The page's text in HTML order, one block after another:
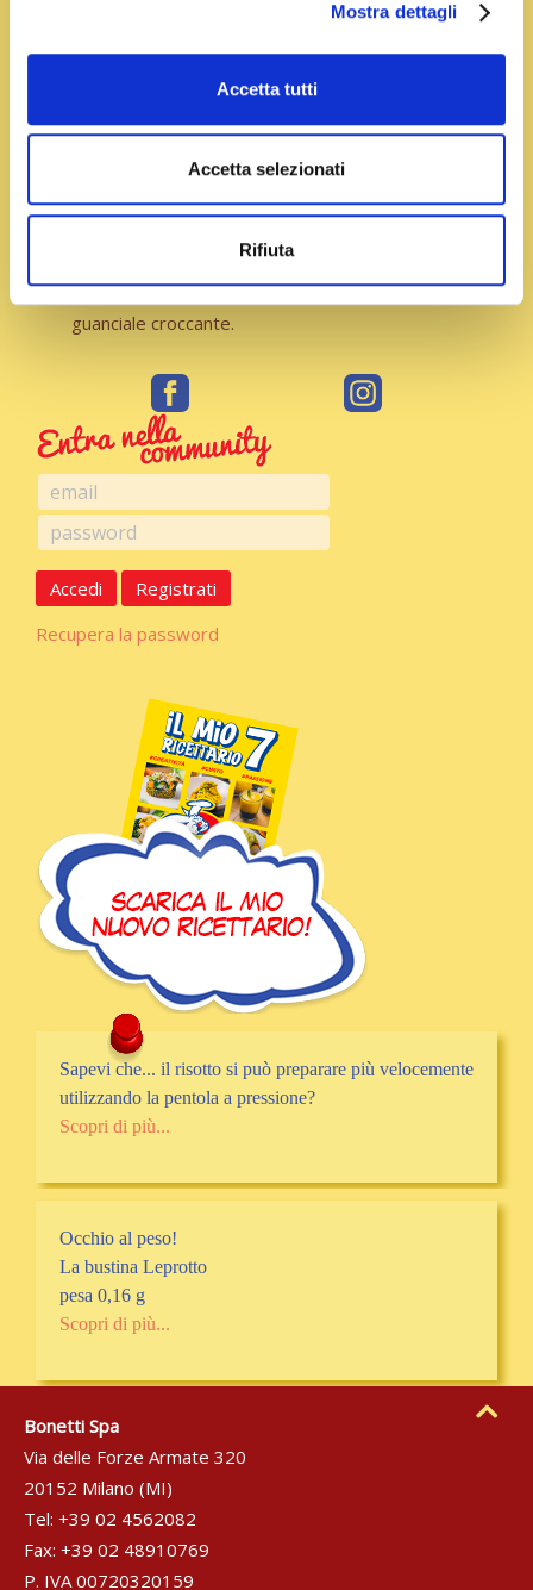
Mostra dettagli
Accetta tutti
Accetta selezionati
Rifiuta
zafferano. Quando le uova iniziano a gonfiarsi
versate a filo il burro. Aggiungete sale, pepe e il
succo di un quarto di limone, amalgamate e la salsa
olandese allo zafferano è ultimata. Quindi tagliate il
Componete il maritozzo mettendo alla base un po’
zafferano, inserite il polpo scaloppato e terminate
cospargendo nuovamente con salsa olandese e
guanciale croccante.
Accedi
Registrati
Recupera la password
Sapevi che... il risotto si può preparare più velocemente
utilizzando la pentola a pressione?
Scopri di più...
Occhio al peso!
La bustina Leprotto
pesa 0,16 g
Scopri di più...
Bonetti Spa
Via delle Forze Armate 320
20152 Milano (MI)
Tel: +39 02 4562082
Fax: +39 02 48910769
P. IVA 00720320159